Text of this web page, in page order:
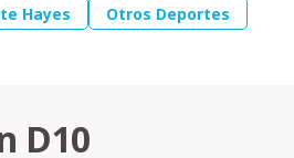
Hayes Otros Deportes
D10